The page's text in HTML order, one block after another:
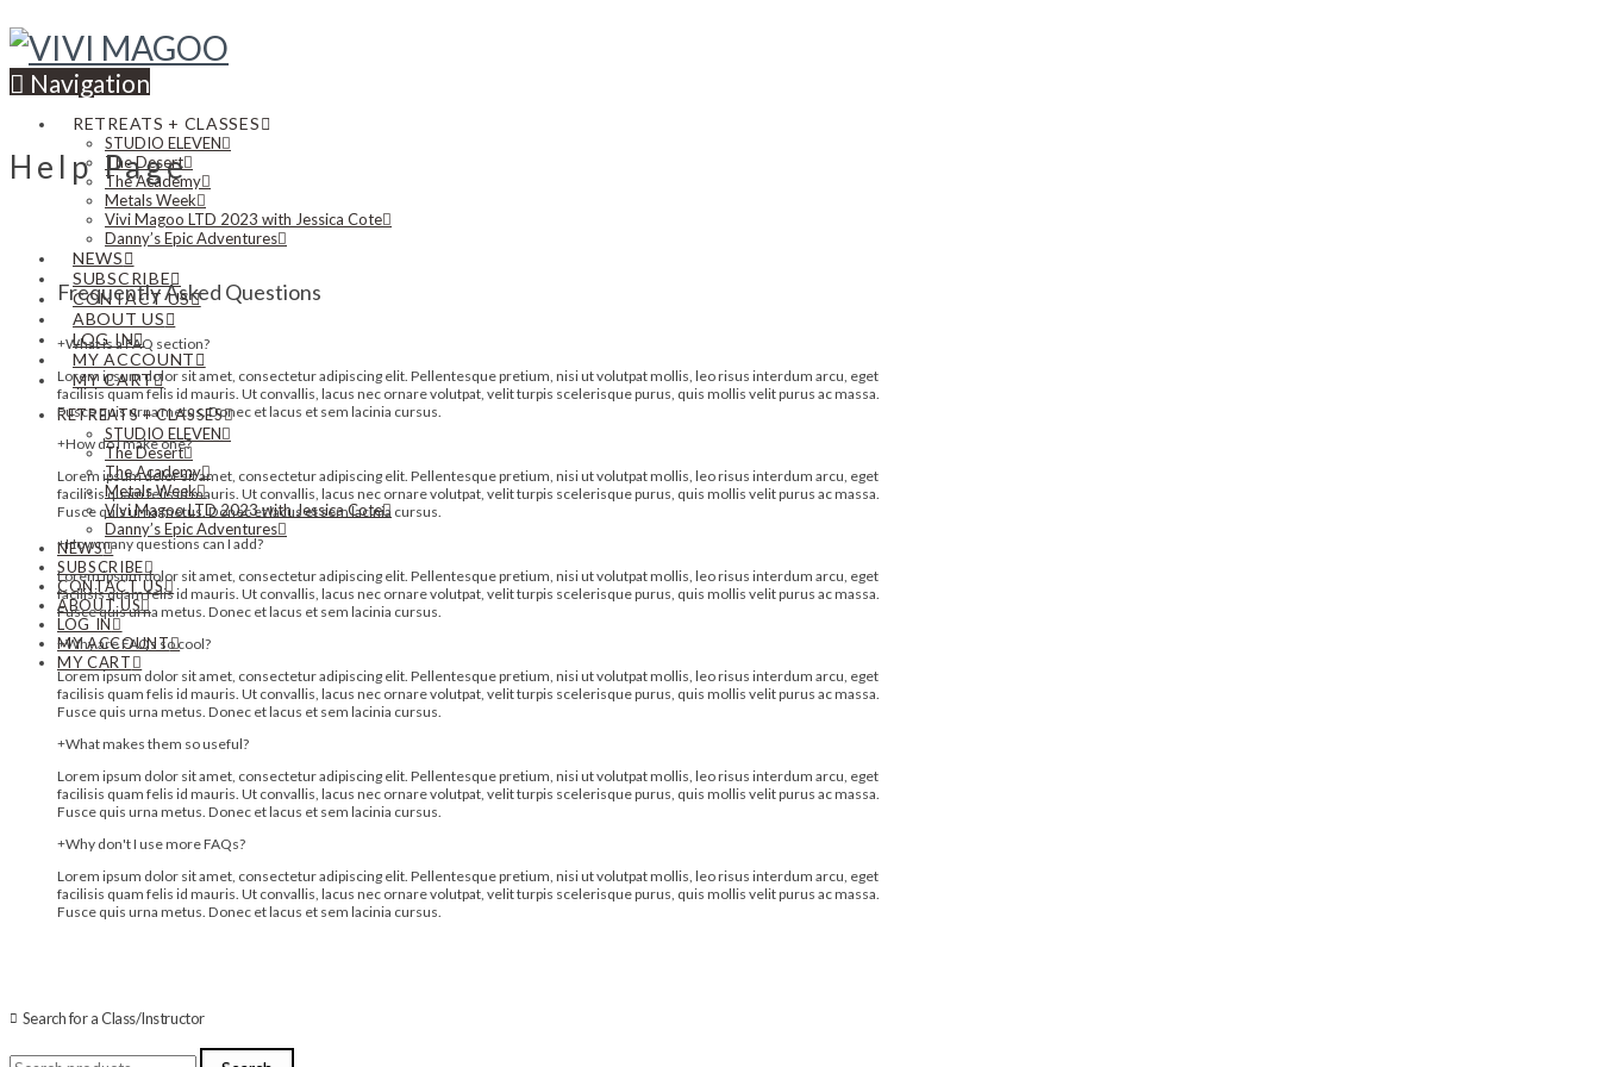
Navigation
RETREATS + CLASSES
STUDIO ELEVEN
The Desert
The Academy
Metals Week
Vivi Magoo LTD 2023 with Jessica Cote
Danny’s Epic Adventures
NEWS
SUBSCRIBE
CONTACT US
ABOUT US
LOG IN
MY ACCOUNT
MY CART
RETREATS + CLASSES
STUDIO ELEVEN
The Desert
The Academy
Metals Week
Vivi Magoo LTD 2023 with Jessica Cote
Danny’s Epic Adventures
NEWS
SUBSCRIBE
CONTACT US
ABOUT US
LOG IN
MY ACCOUNT
MY CART
Help Page
Frequently Asked Questions
What is a FAQ section?
Lorem ipsum dolor sit amet, consectetur adipiscing elit. Pellentesque pretium, nisi ut volutpat mollis, leo risus interdum arcu, eget
facilisis quam felis id mauris. Ut convallis, lacus nec ornare volutpat, velit turpis scelerisque purus, quis mollis velit purus ac massa.
Fusce quis urna metus. Donec et lacus et sem lacinia cursus.
How do I make one?
Lorem ipsum dolor sit amet, consectetur adipiscing elit. Pellentesque pretium, nisi ut volutpat mollis, leo risus interdum arcu, eget
facilisis quam felis id mauris. Ut convallis, lacus nec ornare volutpat, velit turpis scelerisque purus, quis mollis velit purus ac massa.
Fusce quis urna metus. Donec et lacus et sem lacinia cursus.
How many questions can I add?
Lorem ipsum dolor sit amet, consectetur adipiscing elit. Pellentesque pretium, nisi ut volutpat mollis, leo risus interdum arcu, eget
facilisis quam felis id mauris. Ut convallis, lacus nec ornare volutpat, velit turpis scelerisque purus, quis mollis velit purus ac massa.
Fusce quis urna metus. Donec et lacus et sem lacinia cursus.
Why are FAQs so cool?
Lorem ipsum dolor sit amet, consectetur adipiscing elit. Pellentesque pretium, nisi ut volutpat mollis, leo risus interdum arcu, eget
facilisis quam felis id mauris. Ut convallis, lacus nec ornare volutpat, velit turpis scelerisque purus, quis mollis velit purus ac massa.
Fusce quis urna metus. Donec et lacus et sem lacinia cursus.
What makes them so useful?
Lorem ipsum dolor sit amet, consectetur adipiscing elit. Pellentesque pretium, nisi ut volutpat mollis, leo risus interdum arcu, eget
facilisis quam felis id mauris. Ut convallis, lacus nec ornare volutpat, velit turpis scelerisque purus, quis mollis velit purus ac massa.
Fusce quis urna metus. Donec et lacus et sem lacinia cursus.
Why don't I use more FAQs?
Lorem ipsum dolor sit amet, consectetur adipiscing elit. Pellentesque pretium, nisi ut volutpat mollis, leo risus interdum arcu, eget
facilisis quam felis id mauris. Ut convallis, lacus nec ornare volutpat, velit turpis scelerisque purus, quis mollis velit purus ac massa.
Fusce quis urna metus. Donec et lacus et sem lacinia cursus.
Search for a Class/Instructor
Search